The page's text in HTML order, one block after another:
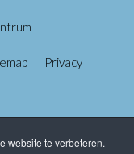
Privacy
website te verbeteren.